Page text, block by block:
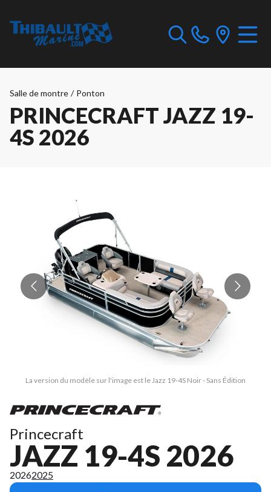
Salle de montre / Ponton
PRINCECRAFT JAZZ 19-
4S 2026
La version du modèle sur l'image est le Jazz 19-4S Noir - Sans Édition
Princecraft
JAZZ 19-4S 2026
20262025